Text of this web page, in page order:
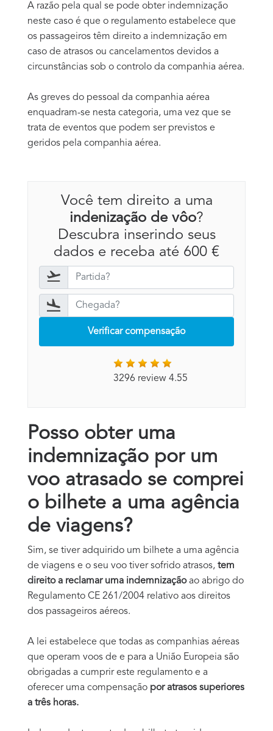
A razão pela qual se pode obter indemnização
neste caso é que o regulamento estabelece que
os passageiros têm direito a indemnização em
caso de atrasos ou cancelamentos devidos a
circunstâncias sob o controlo da companhia aérea.
As greves do pessoal da companhia aérea
enquadram-se nesta categoria, uma vez que se
trata de eventos que podem ser previstos e
geridos pela companhia aérea.
Você tem direito a uma
indenização de vôo?
Descubra inserindo seus
dados e receba até 600 €
Verificar compensação
3296 review 4.55
Posso obter uma
indemnização por um
voo atrasado se comprei
o bilhete a uma agência
de viagens?
Sim, se tiver adquirido um bilhete a uma agência
de viagens e o seu voo tiver sofrido atrasos, tem
direito a reclamar uma indemnizaçãoao abrigo do
Regulamento CE 261/2004 relativo aos direitos
dos passageiros aéreos.
A lei estabelece que todas as companhias aéreas
que operam voos de e para a União Europeia são
obrigadas a cumprir este regulamento e a
oferecer uma compensação por atrasos superiores
a três horas.